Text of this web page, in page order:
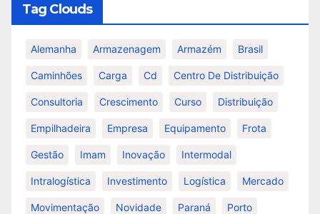
Tag Clouds
Alemanha Armazenagem Armazém Brasil
Caminhões Carga Cd Centro De Distribuição
Consultoria Crescimento Curso Distribuição
Empilhadeira Empresa Equipamento Frota
Gestão Imam Inovação Intermodal
Intralogística Investimento Logística Mercado
Movimentação Novidade Paraná Porto